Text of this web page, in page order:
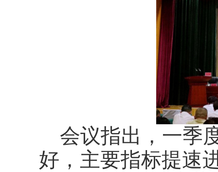
会议指出，一季
好，主要指标提速